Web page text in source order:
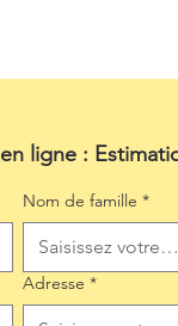
ligne :
Nom de famille *
Adresse *